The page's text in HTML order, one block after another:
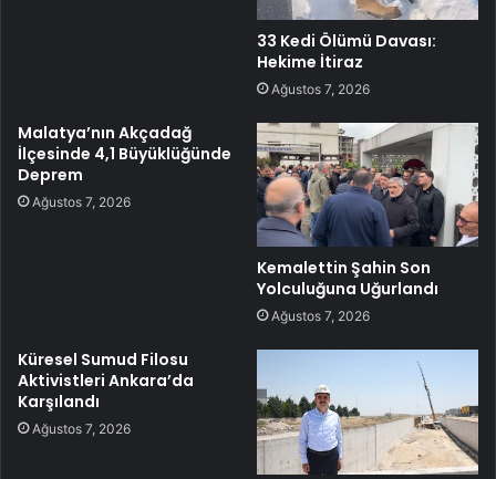
33 Kedi Ölümü Davası:
Hekime İtiraz
Ağustos 7, 2026
Malatya’nın Akçadağ
İlçesinde 4,1 Büyüklüğünde
Deprem
Ağustos 7, 2026
Kemalettin Şahin Son
Yolculuğuna Uğurlandı
Ağustos 7, 2026
Küresel Sumud Filosu
Aktivistleri Ankara’da
Karşılandı
Ağustos 7, 2026